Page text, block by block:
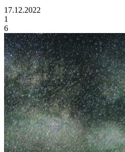
17.12.2022
1
6